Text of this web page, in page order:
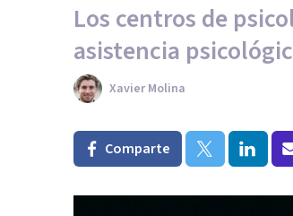
Los centros de
asistencia
Xavier Molina
Comparte